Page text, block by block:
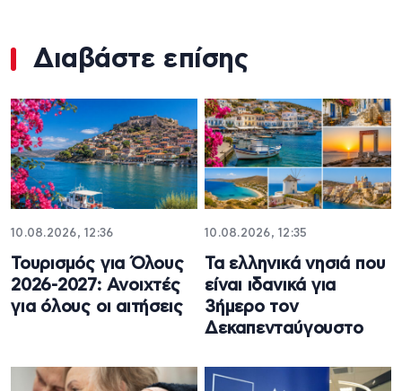
Διαβάστε επίσης
10.08.2026, 12:36
Τουρισμός για Όλους
2026-2027: Ανοιχτές
για όλους οι αιτήσεις
10.08.2026, 12:35
Τα ελληνικά νησιά που
είναι ιδανικά για
3ήμερο τον
Δεκαπενταύγουστο